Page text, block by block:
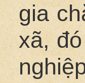
gia
xã,